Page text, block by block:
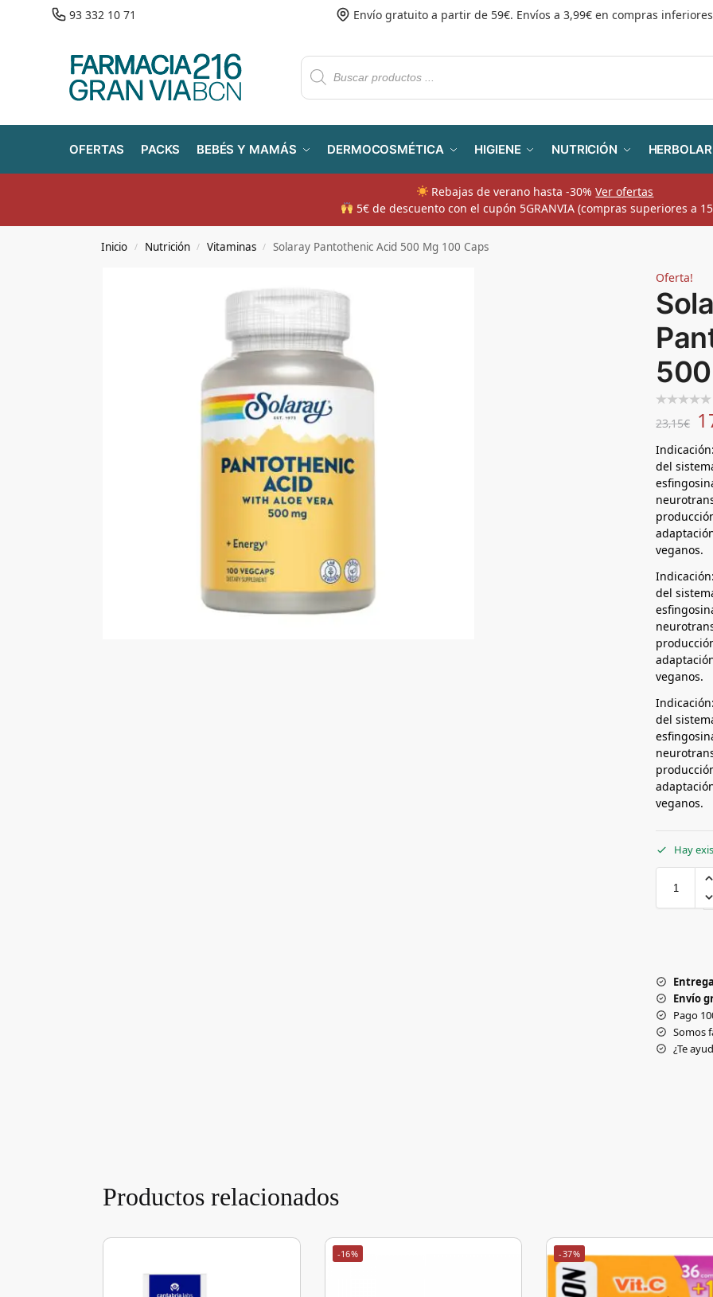
93 332 10 71 Envío gratuito a partir de 59€. Envíos a 3,99€ en compras
OFERTAS PACKS BEBÉS Y MAMÁS DERMOCOSMÉTICA HIGIENE NUTRICIÓN
Rebajas de verano hasta -30%Ver ofertas
5€ de descuento con el cupón 5GRANVIA (compras superiores a
Inicio / Nutrición / Vitaminas / Solaray Pantothenic Acid 500 Mg 100 Caps
Oferta!
23,15€
del
veganos.
del
veganos.
del
veganos.
Hay
Envío
Pago
Somos
¿Te
Productos relacionados
-16% -37%